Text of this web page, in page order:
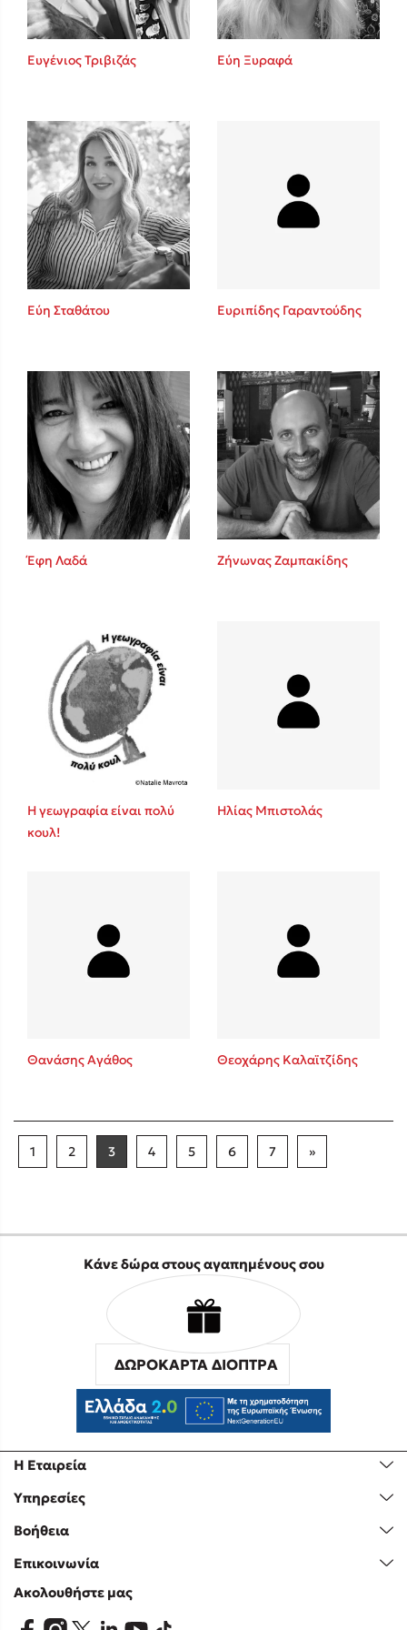
Ευγένιος Τριβιζάς Εύη Ξυραφά
Εύη Σταθάτου Ευριπίδης Γαραντούδης
Έφη Λαδά Ζήνωνας Ζαμπακίδης
Η γεωγραφία είναι πολύ
κουλ!
Ηλίας Μπιστολάς
Θανάσης Αγάθος Θεοχάρης Καλαϊτζίδης
1 2 3 4 5 6 7 »
Η Εταιρεία
Υπηρεσίες
Βοήθεια
Επικοινωνία
Κάνε δώρα στους αγαπημένους σου
ΔΩΡΟΚΑΡΤΑ ΔΙΟΠΤΡΑ
Ακολουθήστε μας